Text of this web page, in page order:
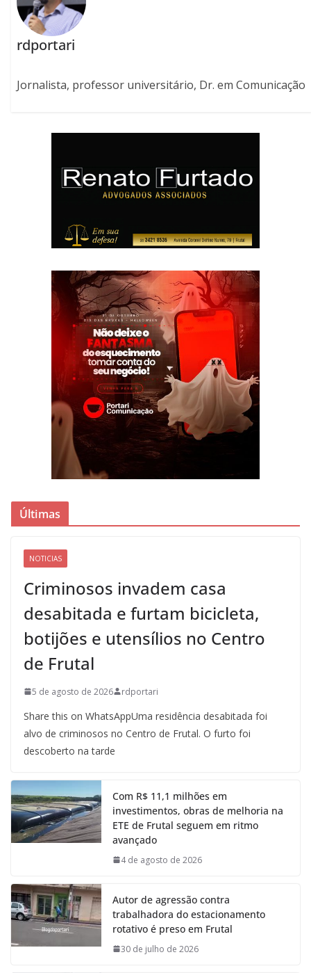
rdportari
Jornalista, professor universitário, Dr. em Comunicação
Últimas
NOTICIAS
Criminosos invadem casa
desabitada e furtam bicicleta,
botijões e utensílios no Centro
de Frutal
5 de agosto de 2026 rdportari
Share this on WhatsAppUma residência desabitada foi
alvo de criminosos no Centro de Frutal. O furto foi
descoberto na tarde
Com R$ 11,1 milhões em
investimentos, obras de melhoria na
ETE de Frutal seguem em ritmo
avançado
4 de agosto de 2026
Autor de agressão contra
trabalhadora do estacionamento
rotativo é preso em Frutal
30 de julho de 2026